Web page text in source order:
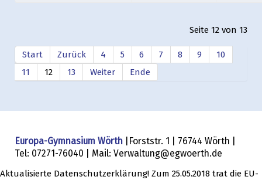
Seite 12 von 13
Start Zurück 4 5 6 7 8 9
10
11
12 13 Weiter Ende
Europa-Gymnasium Wörth |Forststr. 1 | 76744 Wörth |
Tel: 07271-76040 | Mail: Verwaltung@egwoerth.de
Aktualisierte Datenschutzerklärung! Zum 25.05.2018 trat die EU-